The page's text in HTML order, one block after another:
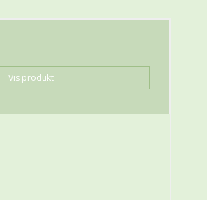
Vis produkt